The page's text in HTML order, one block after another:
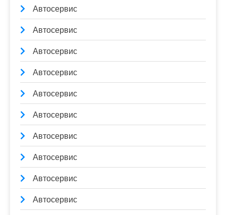
Автосервис
Автосервис
Автосервис
Автосервис
Автосервис
Автосервис
Автосервис
Автосервис
Автосервис
Автосервис